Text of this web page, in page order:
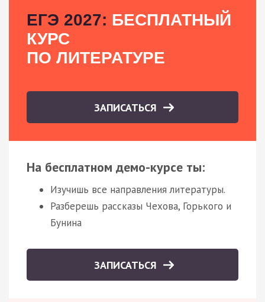
ЕГЭ 2027: БЕСПЛАТНЫЙ
КУРС
ПО ЛИТЕРАТУРЕ
ЗАПИСАТЬСЯ
На бесплатном демо-курсе ты:
Изучишь все направления литературы.
Разберешь рассказы Чехова, Горького и
Бунина
ЗАПИСАТЬСЯ